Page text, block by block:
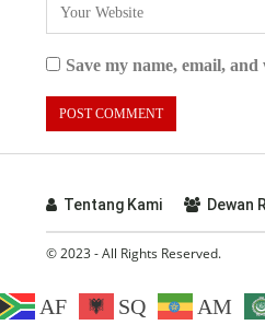
Save my name, email,
Tentang Kami Dewan
© 2023 - All Rights Reserved.
AF SQ AM